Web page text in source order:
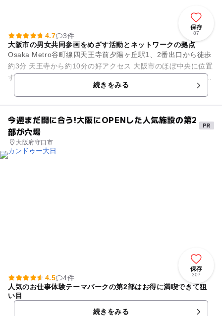
保存
87
4.7
3件
大阪市の男女共同参画をめざす活動とネットワークの拠点
Osaka Metro谷町線四天王寺前夕陽ヶ丘駅1、2番出口から徒歩
約3分 天王寺から約10分の好アクセス 大阪市のほぼ中央に位置
する歴史と文化のまち、天王寺区にあります。 日本初の公立...
続きをみる
今週まだ間に合う!大阪にOPENした人気施設の第2
部が穴場
大阪府守口市
保存
307
4.5
4件
人気のお仕事体験テーマパークの第2部はお得に満喫できて狙
い目
続きをみる